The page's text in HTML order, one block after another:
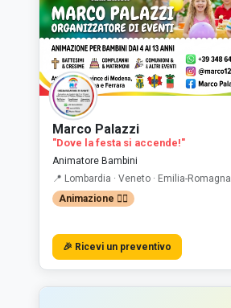
Marco Palazzi
"Dove la festa si accende!"
Animatore Bambini
📍 Lombardia · Veneto · Emilia-Romagna
Animazione 🤹‍♂️
🎉 Ricevi un preventivo